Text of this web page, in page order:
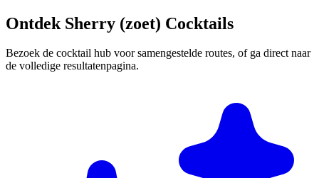
Ontdek Sherry (zoet) Cocktails
Bezoek de cocktail hub voor samengestelde routes, of ga direct naar
de volledige resultatenpagina.